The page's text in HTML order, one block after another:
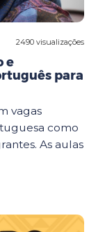
2490 visualizações
e
para
vagas
como
As aulas